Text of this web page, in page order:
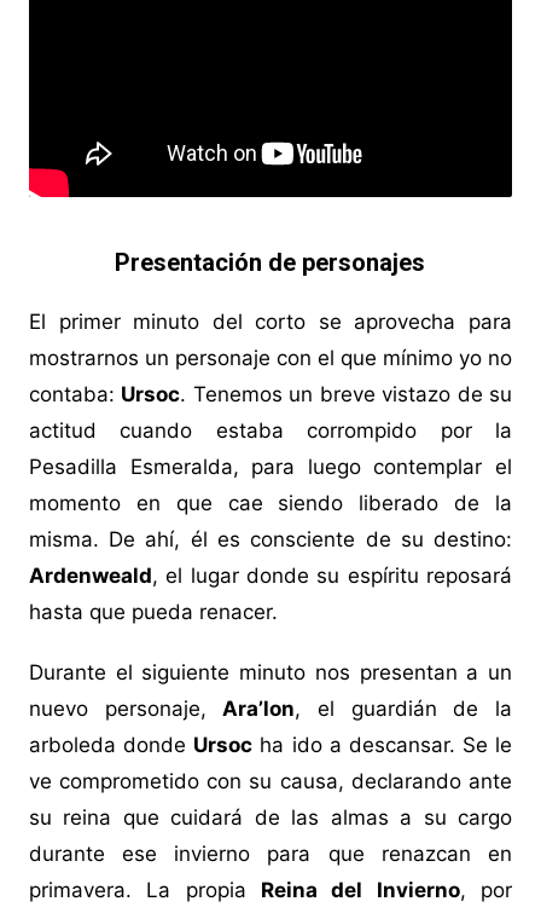
Presentación de personajes
El primer minuto del corto se aprovecha para
mostrarnos un personaje con el que mínimo yo no
contaba: Ursoc. Tenemos un breve vistazo de su
actitud cuando estaba corrompido por la
Pesadilla Esmeralda, para luego contemplar el
momento en que cae siendo liberado de la
misma. De ahí, él es consciente de su destino:
Ardenweald, el lugar donde su espíritu reposará
hasta que pueda renacer.
Durante el siguiente minuto nos presentan a un
nuevo personaje,Ara’lon, el guardián de la
arboleda donde Ursoc ha ido a descansar. Se le
ve comprometido con su causa, declarando ante
su reina que cuidará de las almas a su cargo
durante ese invierno para que renazcan en
primavera. La propia Reina del Invierno, por